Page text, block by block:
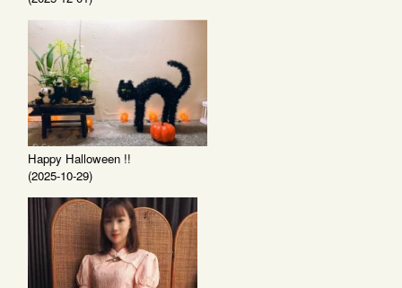
Happy Halloween !!
(2025-10-29)